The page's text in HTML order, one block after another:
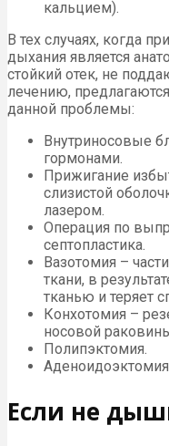
кальцием).
В тех случаях, когда
дыхания является
стойкий отек, не
лечению,
данной проблемы:
Внутриносовые
гормонами.
Прижигание
слизистой
лазером.
Операция по
септопластика.
Вазотомия –
ткани, в
тканью и теряет
Конхотомия –
носовой
Полипэктомия.
Если не